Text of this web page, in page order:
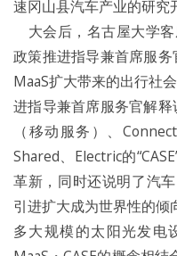
速冈山县汽车产业的研究
大会后，名古屋大学
政策推进指导兼首席服务
MaaS扩大带来的出行社
进指导兼首席服务官解释
（移动服务）、
Shared、Electric的
革新，同时还说明了汽
引进扩大成为世界性的
多大规模的太阳光发电